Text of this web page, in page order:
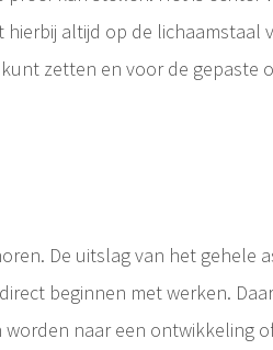
altijd op de lichaamstaal
zetten en voor de gepaste
De uitslag van het gehele
beginnen met werken.
naar een ontwikkeling